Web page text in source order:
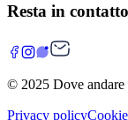
Resta in contatto
© 2025 Dove
Privacy policy